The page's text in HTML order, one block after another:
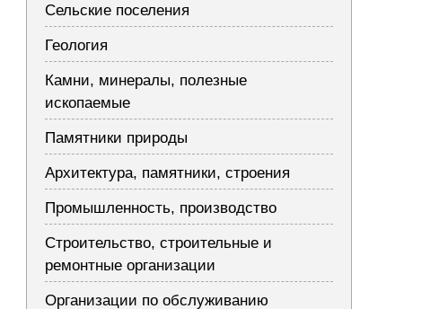
Сельские поселения
Геология
Камни, минералы, полезные
ископаемые
Памятники природы
Архитектура, памятники, строения
Промышленность, производство
Строительство, строительные и
ремонтные организации
Организации по обслуживанию